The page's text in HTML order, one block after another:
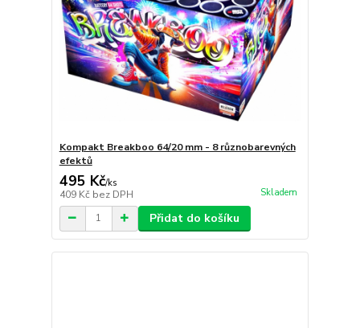
Kompakt Breakboo 64/20 mm - 8 různobarevných
efektů
495 Kč/ks
409 Kč bez DPH Skladem
Přidat do košíku